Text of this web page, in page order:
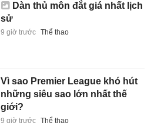
Dàn thủ môn đắt giá nhất lịch
sử
9 giờ trước Thể thao
Vì sao Premier League khó hút
những siêu sao lớn nhất thế
giới?
9 giờ trước Thể thao